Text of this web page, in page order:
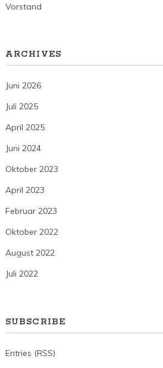
Vorstand
ARCHIVES
Juni 2026
Juli 2025
April 2025
Juni 2024
Oktober 2023
April 2023
Februar 2023
Oktober 2022
August 2022
Juli 2022
SUBSCRIBE
Entries (RSS)